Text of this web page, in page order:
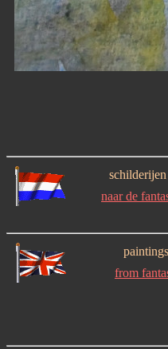
naar de
from